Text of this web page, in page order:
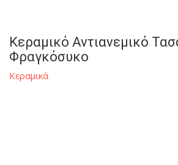
Κεραμικό Αντιανεμικό
Φραγκόσυκο
Κεραμικά